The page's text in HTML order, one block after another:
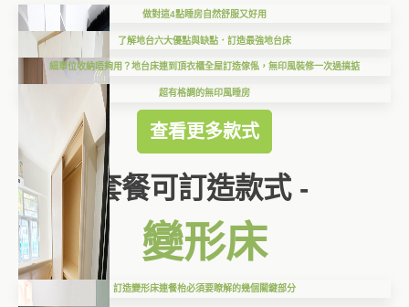
做對這4點睡房自然舒服又好用
了解地台六大優點與缺點．訂造最強地台床
細單位收納唔夠用？地台床連到頂衣櫃全屋訂造傢俬，無印風裝修一次過搞掂
超有格調的無印風睡房
查看更多款式
套餐可訂造款式 -
變形床
訂造變形床連餐枱必須要瞭解的幾個關鍵部分